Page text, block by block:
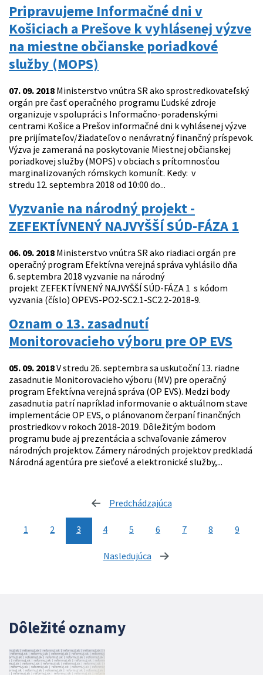
Pripravujeme Informačné dni v
Košiciach a Prešove k vyhlásenej výzve
na miestne občianske poriadkové
služby (MOPS)
07. 09. 2018 Ministerstvo vnútra SR ako sprostredkovateľský
orgán pre časť operačného programu Ľudské zdroje
organizuje v spolupráci s Informačno-poradenskými
centrami Košice a Prešov informačné dni k vyhlásenej výzve
pre prijímateľov/žiadateľov o nenávratný finančný príspevok.
Výzva je zameraná na poskytovanie Miestnej občianskej
poriadkovej služby (MOPS) v obciach s prítomnosťou
marginalizovaných rómskych komunít. Kedy: v
stredu 12. septembra 2018 od 10:00 do...
Vyzvanie na národný projekt -
ZEFEKTÍVNENÝ NAJVYŠŠÍ SÚD-FÁZA 1
06. 09. 2018 Ministerstvo vnútra SR ako riadiaci orgán pre
operačný program Efektívna verejná správa vyhlásilo dňa
6. septembra 2018 vyzvanie na národný
projekt ZEFEKTÍVNENÝ NAJVYŠŠÍ SÚD-FÁZA 1 s kódom
vyzvania (číslo) OPEVS-PO2-SC2.1-SC2.2-2018-9.
Oznam o 13. zasadnutí
Monitorovacieho výboru pre OP EVS
05. 09. 2018V stredu 26. septembra sa uskutoční 13. riadne
zasadnutie Monitorovacieho výboru (MV) pre operačný
program Efektívna verejná správa (OP EVS). Medzi body
zasadnutia patrí napríklad informovanie o aktuálnom stave
implementácie OP EVS, o plánovanom čerpaní finančných
prostriedkov v rokoch 2018-2019. Dôležitým bodom
programu bude aj prezentácia a schvaľovanie zámerov
národných projektov. Zámery národných projektov predkladá
Národná agentúra pre sieťové a elektronické služby,...
Predchádzajúca
1 2 3 4 5 6 7 8 9
Nasledujúca stránka
Dôležité oznamy